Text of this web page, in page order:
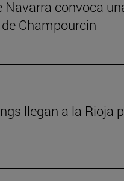
Navarra convoca
Champourcin
llegan a la Rioja